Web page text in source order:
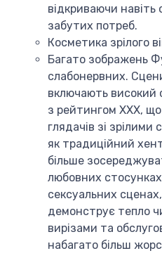
відкриваючи навіть
забутих потреб.
Косметика зрілого
Багато зображень
слабонервних.
включають високий
з рейтингом XXX,
глядачів зі
як традиційний
більше
любовних
сексуальних
демонструє тепло
вирізами та
набагато більш